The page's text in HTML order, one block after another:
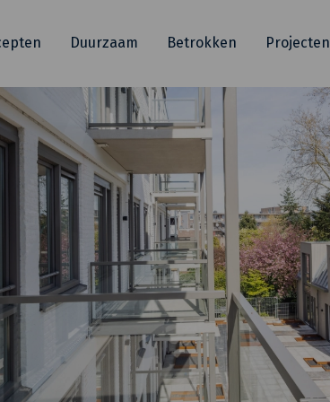
Duurzaam Betrokken Projecten